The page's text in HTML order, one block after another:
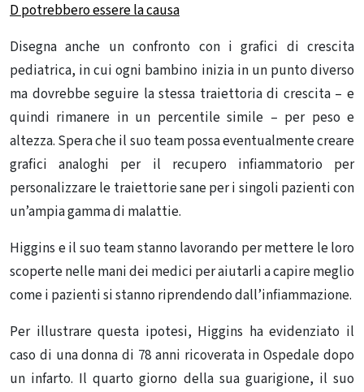
D potrebbero essere la causa
Disegna anche un confronto con i grafici di crescita
pediatrica, in cui ogni bambino inizia in un punto diverso
ma dovrebbe seguire la stessa traiettoria di crescita – e
quindi rimanere in un percentile simile – per peso e
altezza. Spera che il suo team possa eventualmente creare
grafici analoghi per il recupero infiammatorio per
personalizzare le traiettorie sane per i singoli pazienti con
un’ampia gamma di malattie.
Higgins e il suo team stanno lavorando per mettere le loro
scoperte nelle mani dei medici per aiutarli a capire meglio
come i pazienti si stanno riprendendo dall’infiammazione.
Per illustrare questa ipotesi, Higgins ha evidenziato il
caso di una donna di 78 anni ricoverata in Ospedale dopo
un infarto. Il quarto giorno della sua guarigione, il suo